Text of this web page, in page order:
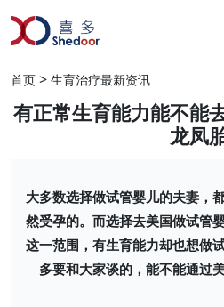
首页 > 生育治疗最新资讯
有正常生育能力能不能
龙凤
大多数选择做试管婴儿的夫妻，
然受孕的。而选择去美国做试管
这一范围，有生育能力却也想做
多要和大家谈的，能不能通过